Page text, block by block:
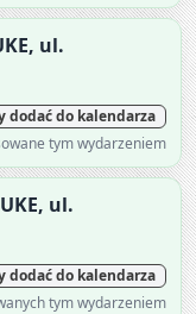
ul.
dodać do kalendarza
tym wydarzeniem
ul.
dodać do kalendarza
tym wydarzeniem